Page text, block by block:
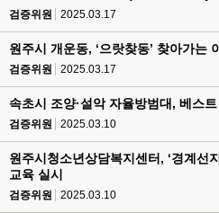
검증위원 2025.03.17
원주시 개운동, ‘으랏찾동’ 찾아가는
검증위원 2025.03.17
속초시 조양·설악 자율방범대, 베스
검증위원 2025.03.10
원주시청소년상담복지센터, ‘경계선
교육 실시
검증위원 2025.03.10